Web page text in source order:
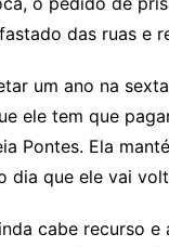
das ruas e
um ano na
ele tem que
Pontes. Ela
dia que ele vai
cabe recurso